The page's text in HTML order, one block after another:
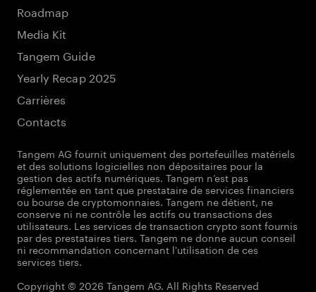
Roadmap
Media Kit
Tangem Guide
Yearly Recap 2025
Carrières
Contacts
Tangem AG fournit uniquement des portefeuilles matériels
et des solutions logicielles non dépositaires pour la
gestion des actifs numériques. Tangem n’est pas
réglementée en tant que prestataire de services financiers
ou bourse de cryptomonnaies. Tangem ne détient, ne
conserve ni ne contrôle les actifs ou transactions des
utilisateurs. Les services de transaction crypto sont fournis
par des prestataires tiers. Tangem ne donne aucun conseil
ni recommandation concernant l'utilisation de ces
services tiers.